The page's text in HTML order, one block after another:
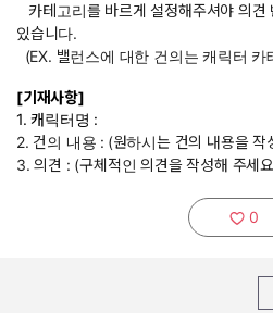
카테고리를 바르게 설정해주셔야 의견
있습니다.
(EX. 밸런스에 대한 건의는 캐릭터
[기재사항]
1. 캐릭터명 :
2. 건의 내용 : (원하시는 건의 내용을 작
3. 의견 : (구체적인 의견을 작성해 주세
추천하
0